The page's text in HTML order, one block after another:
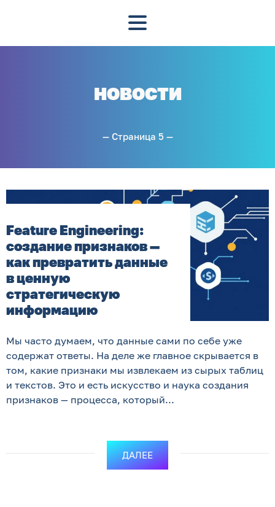
НОВОСТИ
— Страница 5 —
Feature Engineering:
создание признаков —
как превратить данные
в ценную
стратегическую
информацию
Мы часто думаем, что данные сами по себе уже
содержат ответы. На деле же главное скрывается в
том, какие признаки мы извлекаем из сырых таблиц
и текстов. Это и есть искусство и наука создания
признаков — процесса, который...
ДАЛЕЕ